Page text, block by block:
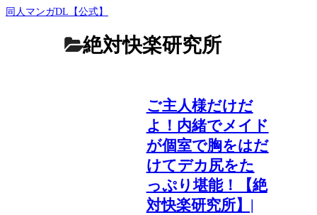
同人マンガDL【公式】
絶対快楽研究所
ご主人様だけだ
よ！内緒でメイド
が個室で胸をはだ
けてデカ尻をた
っぷり堪能！【絶
対快楽研究所】|